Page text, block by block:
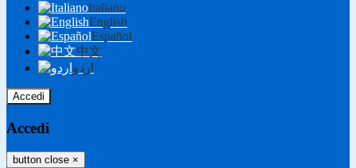
Italiano
English
Español
中文
اردو
Accedi
Accedi
button close ×